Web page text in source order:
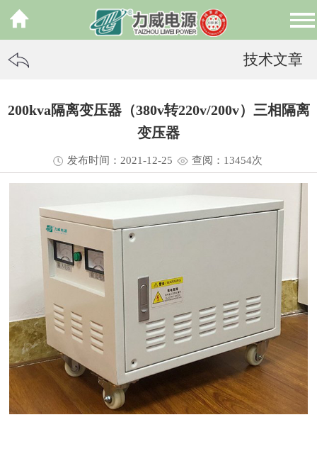
技术文章
200kva隔离变压器（380v转220v/200v）三相隔离
变压器
发布时间：2021-12-25 查阅：13454次